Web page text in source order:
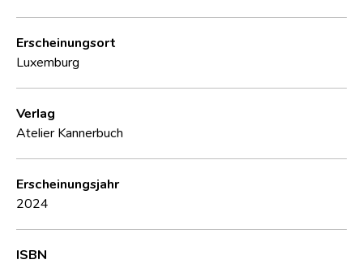
Erscheinungsort
Luxemburg
Verlag
Atelier Kannerbuch
Erscheinungsjahr
2024
ISBN